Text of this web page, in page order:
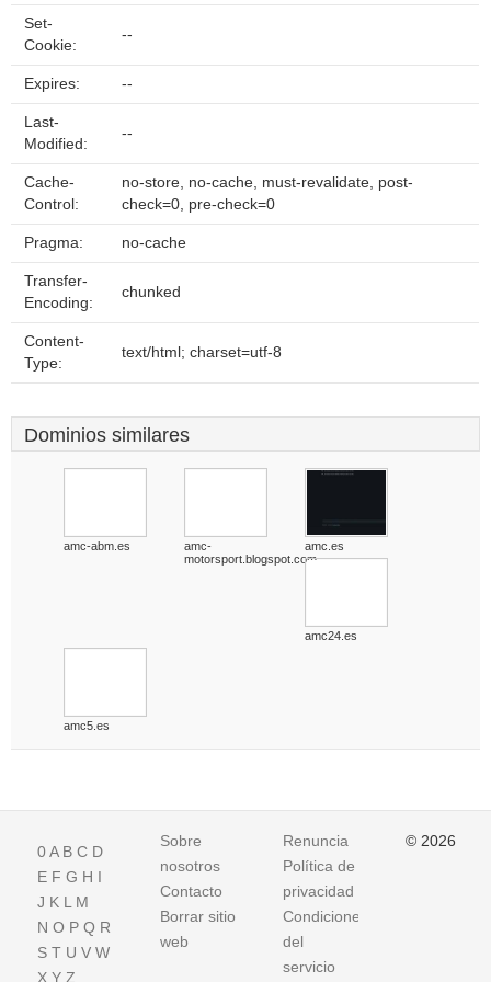
Set-
Cookie:
--
Expires: --
Last-
Modified:
--
Cache-
Control:
no-store, no-cache, must-revalidate, post-
check=0, pre-check=0
Pragma: no-cache
Transfer-
Encoding:
chunked
Content-
Type:
text/html; charset=utf-8
Dominios similares
amc-abm.es
amc-
motorsport.blogspot.com
amc.es
amc24.es
amc5.es
0A B C D
E F G H I
J K L M
N O P Q R
S T U V W
X Y Z
Sobre
nosotros
Contacto
Borrar sitio
web
Renuncia
Política de
privacidad
Condiciones
del
servicio
© 2026